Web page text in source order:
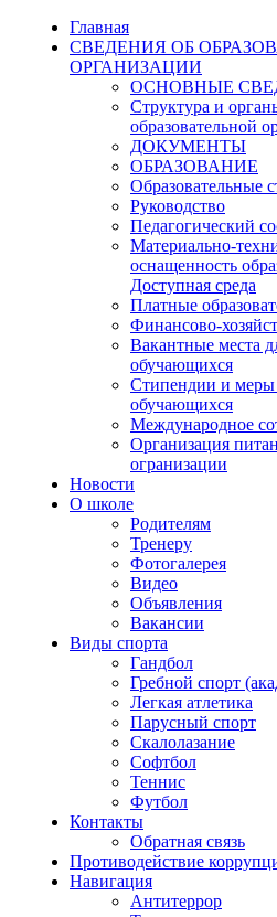
Главная
СВЕДЕНИЯ ОБ
ОРГАНИЗАЦИИ
ОСНОВНЫЕ
Структура и
образовательной
ДОКУМЕНТЫ
ОБРАЗОВАНИЕ
Образовательные
Руководство
Педагогический
Материально-
оснащенность
Доступная среда
Платные
Финансово-
Вакантные места
обучающихся
Стипендии и
обучающихся
Международное
Организация
огранизации
Новости
О школе
Родителям
Тренеру
Фотогалерея
Видео
Объявления
Вакансии
Виды спорта
Гандбол
Гребной спорт
Легкая атлетика
Парусный спорт
Скалолазание
Софтбол
Теннис
Футбол
Контакты
Обратная связь
Противодействие
Навигация
Антитеррор